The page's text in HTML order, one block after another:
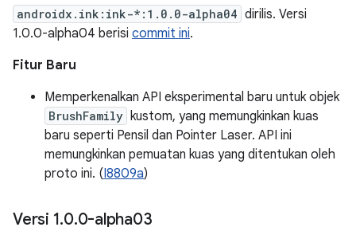
androidx.ink:ink-*:1.0.0-alpha04 dirilis. Versi
1.0.0-alpha04 berisi commit ini.
Fitur Baru
Memperkenalkan API eksperimental baru untuk objek
BrushFamily kustom, yang memungkinkan kuas
baru seperti Pensil dan Pointer Laser. API ini
memungkinkan pemuatan kuas yang ditentukan oleh
proto ini. (I8809a)
Versi 1.0.0-alpha03